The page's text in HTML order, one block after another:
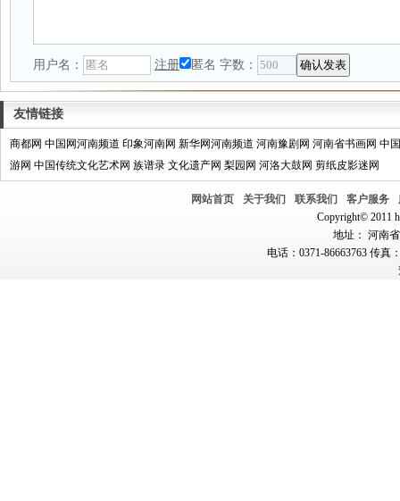
用户名： 注册 匿名 字数：
友情链接
商都网 中国网河南频道 印象河南网 新华网河南频道 河南豫剧网 河南省书画网 中
游网 中国传统文化艺术网 族谱录 文化遗产网 梨园网 河洛大鼓网 剪纸皮影迷网
网站首页 关于我们 联系我们 客户服务
Copyright© 2011
地址： 河南
电话：0371-86663763 传真